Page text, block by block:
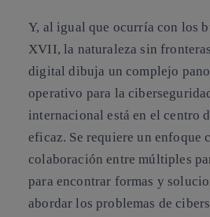
Y, al igual que ocurría con los
XVII, la naturaleza sin
digital dibuja un complejo
operativo para la
internacional está en el centro
eficaz. Se requiere un enfoque
colaboración entre múltiples
para encontrar formas y
abordar los problemas de